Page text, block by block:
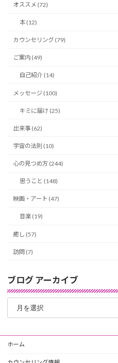
オススメ (72)
本 (12)
カウンセリング (79)
ご案内 (49)
自己紹介 (14)
メッセージ (100)
キミに届け (25)
出来事 (62)
宇宙の法則 (10)
心の見つめ方 (244)
思うこと (148)
映画・アート (47)
音楽 (19)
癒し (57)
訪問 (7)
ブログ アーカイブ
ブ
グ
ー
カ
ホーム